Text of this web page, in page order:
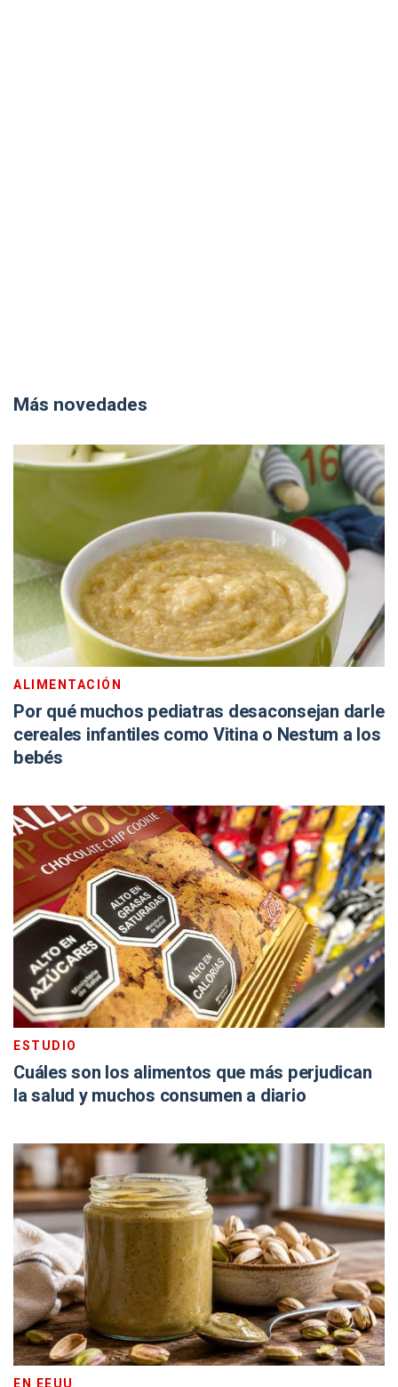
Más novedades
ALIMENTACIÓN
Por qué muchos pediatras desaconsejan darle
cereales infantiles como Vitina o Nestum a los
bebés
ESTUDIO
Cuáles son los alimentos que más perjudican
la salud y muchos consumen a diario